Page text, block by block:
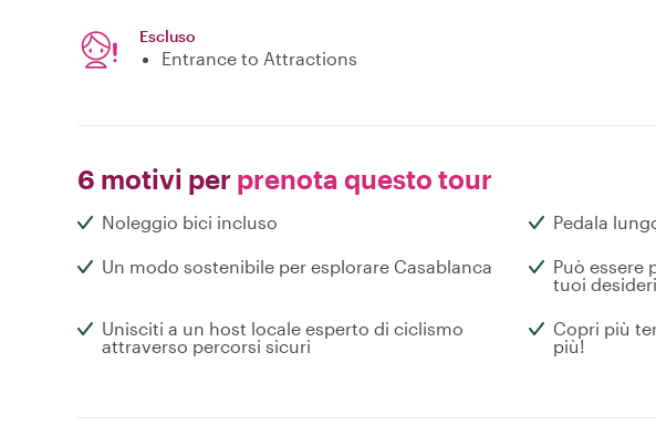
Escluso
Entrance to Attractions
6 motivi per prenota questo tour
Noleggio bici incluso Pedala
Un modo sostenibile per esplorare Casablanca
Può essere
tuoi desideri
Unisciti a un host locale esperto di ciclismo
attraverso percorsi sicuri
Copri più
più!